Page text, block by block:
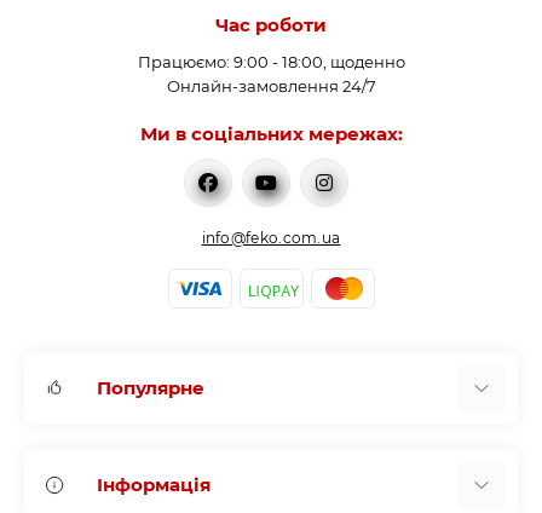
Час роботи
Працюємо: 9:00 - 18:00, щоденно
Онлайн-замовлення 24/7
Ми в соціальних мережах:
info@feko.com.ua
Популярне
Буферні (акумуюючі) ємності
Інформація